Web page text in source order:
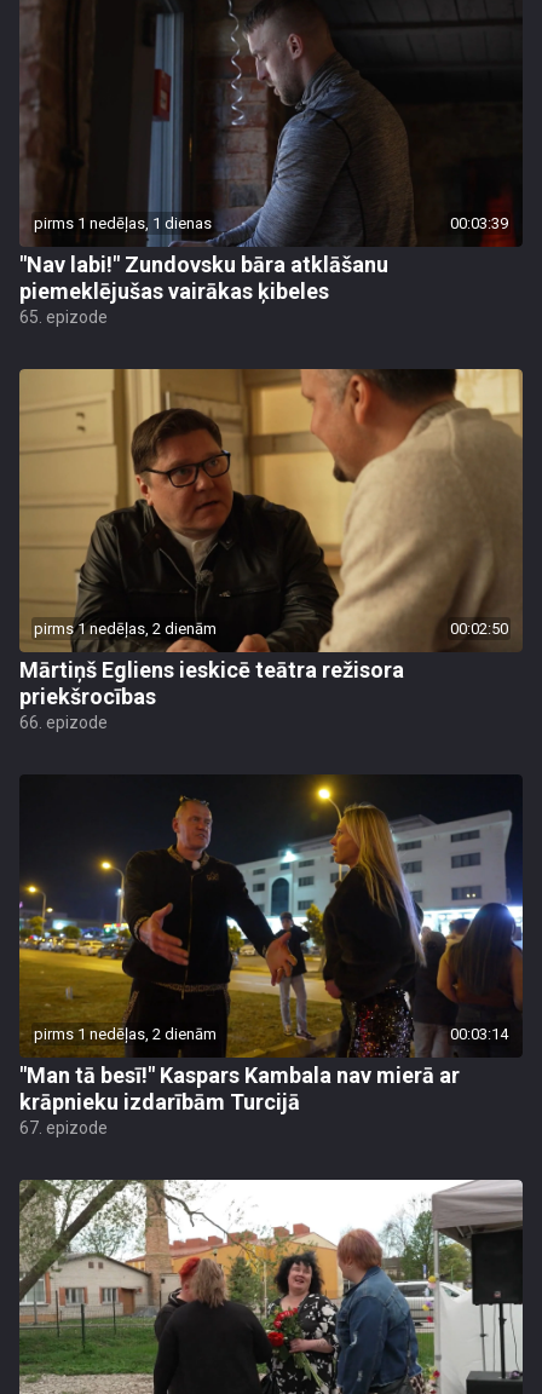
pirms 1 nedēļas, 1 dienas 00:03:39
"Nav labi!" Zundovsku bāra atklāšanu
piemeklējušas vairākas ķibeles
65. epizode
pirms 1 nedēļas, 2 dienām 00:02:50
Mārtiņš Egliens ieskicē teātra režisora
priekšrocības
66. epizode
pirms 1 nedēļas, 2 dienām 00:03:14
"Man tā besī!" Kaspars Kambala nav mierā ar
krāpnieku izdarībām Turcijā
67. epizode